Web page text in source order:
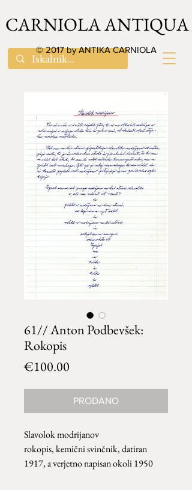
CARNIOLA ANTIQUA
© 2017 by ANTIKA CARNIOLA
61// Anton Podbevšek:
Rokopis
€100.00
PRODANO
Slavolok modrijanov
rokopis, kemični svinčnik, datiran
1917, a verjetno napisan okoli 1950